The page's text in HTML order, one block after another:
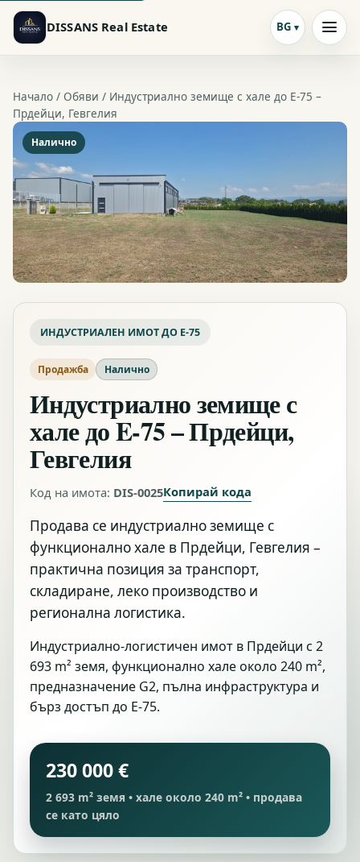
DISSANS Real Estate BG
Начало / Обяви / Индустриално земище с хале до E-75 –
Прдейци, Гевгелия
Налично
ИНДУСТРИАЛЕН ИМОТ ДО E-75
Продажба Налично
Индустриално земище с
хале до E-75 – Прдейци,
Гевгелия
Код на имота: DIS-0025Копирай кода
Продава се индустриално земище с
функционално хале в Прдейци, Гевгелия –
практична позиция за транспорт,
складиране, леко производство и
регионална логистика.
Индустриално-логистичен имот в Прдейци с 2
693 m² земя, функционално хале около 240 m²,
предназначение G2, пълна инфраструктура и
бърз достъп до E-75.
230 000 €
2 693 m² земя • хале около 240 m² • продава
се като цяло